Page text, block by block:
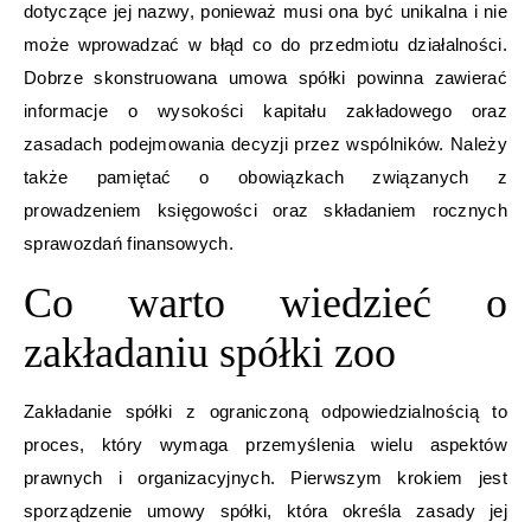
dotyczące jej nazwy, ponieważ musi ona być unikalna i nie
może wprowadzać w błąd co do przedmiotu działalności.
Dobrze skonstruowana umowa spółki powinna zawierać
informacje o wysokości kapitału zakładowego oraz
zasadach podejmowania decyzji przez wspólników. Należy
także pamiętać o obowiązkach związanych z
prowadzeniem księgowości oraz składaniem rocznych
sprawozdań finansowych.
Co warto wiedzieć o
zakładaniu spółki zoo
Zakładanie spółki z ograniczoną odpowiedzialnością to
proces, który wymaga przemyślenia wielu aspektów
prawnych i organizacyjnych. Pierwszym krokiem jest
sporządzenie umowy spółki, która określa zasady jej